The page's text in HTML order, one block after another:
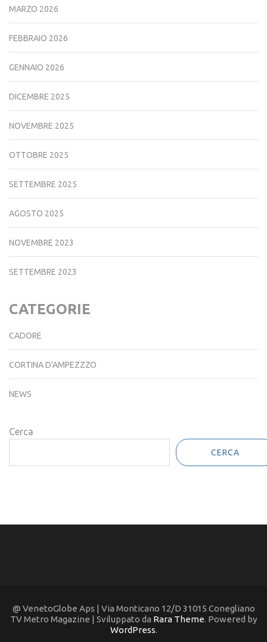
MARZO 2026
FEBBRAIO 2026
GENNAIO 2026
DICEMBRE 2025
NOVEMBRE 2025
OTTOBRE 2025
SETTEMBRE 2025
AGOSTO 2025
NOVEMBRE 2023
CADORE
CORTINA D'AMPEZZZO
CERCA
@ VenetoGlobe Aps | Via Monticano 12/D 31015 Conegliano
TV Metro Magazine | Sviluppato daRara Theme